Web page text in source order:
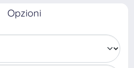
Opzioni